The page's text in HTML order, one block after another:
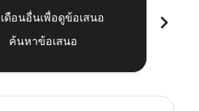
ดือนอื่นเพื่อดูข้อเสนอ
ค้นหาข้อเสนอ
chevron_right